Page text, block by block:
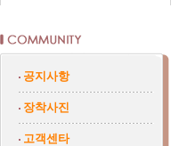
공지사항
장착사진
고객센타